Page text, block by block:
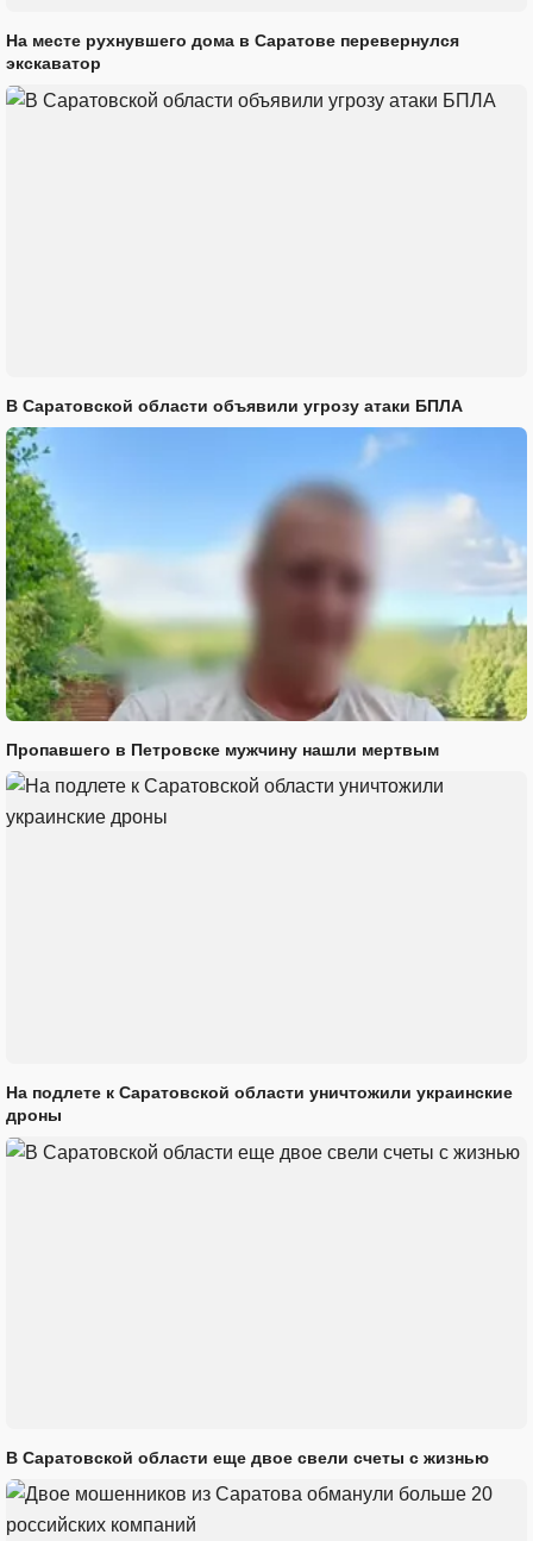
На месте рухнувшего дома в Саратове перевернулся
экскаватор
В Саратовской области объявили угрозу атаки БПЛА
Пропавшего в Петровске мужчину нашли мертвым
На подлете к Саратовской области уничтожили украинские
дроны
В Саратовской области еще двое свели счеты с жизнью